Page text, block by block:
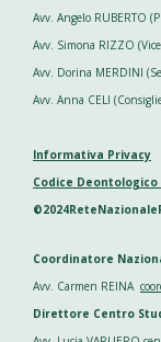
Avv. Angelo RUBERTO
Avv. Simona RIZZO
Avv. Dorina MERDINI
Avv. Anna CELI
Informativa Privacy
Codice Deontologico
Coordinatore
Avv. Carmen REINA
Direttore Centro